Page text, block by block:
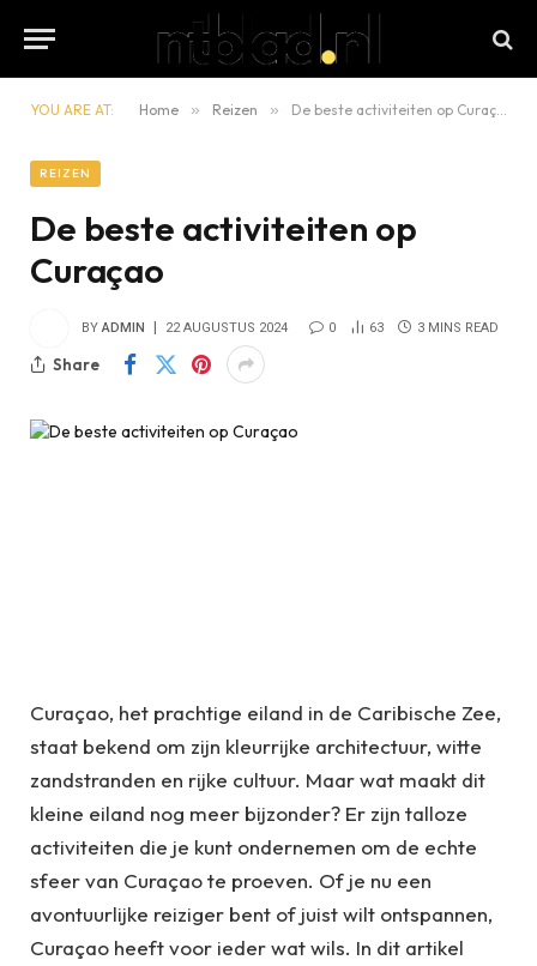
YOU ARE AT: Home » Reizen » De beste activiteiten op Curaçao
REIZEN
De beste activiteiten op
Curaçao
BY ADMIN 22 AUGUSTUS 2024 0 63 3 MINS READ
Share
Curaçao, het prachtige eiland in de Caribische Zee,
staat bekend om zijn kleurrijke architectuur, witte
zandstranden en rijke cultuur. Maar wat maakt dit
kleine eiland nog meer bijzonder? Er zijn talloze
activiteiten die je kunt ondernemen om de echte
sfeer van Curaçao te proeven. Of je nu een
avontuurlijke reiziger bent of juist wilt ontspannen,
Curaçao heeft voor ieder wat wils. In dit artikel